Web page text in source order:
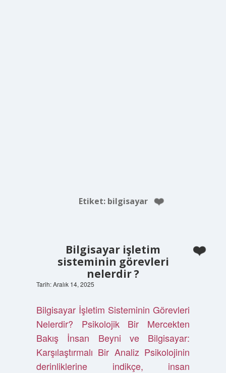
Etiket: bilgisayar
Bilgisayar işletim
sisteminin görevleri
nelerdir ?
Tarih: Aralık 14, 2025
Bilgisayar İşletim Sisteminin Görevleri
Nelerdir? Psikolojik Bir Mercekten
Bakış İnsan Beyni ve Bilgisayar:
Karşılaştırmalı Bir Analiz Psikolojinin
derinliklerine indikçe, insan